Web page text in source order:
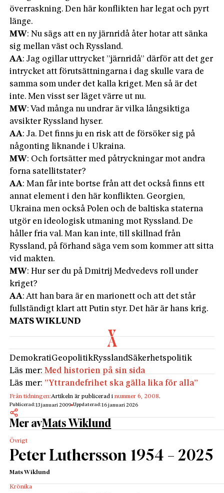
överraskning. Den här konflikten har legat och pyrt
länge.
MW: Nu sägs att en ny järnridå åter hotar att sänka
sig mellan väst och Ryssland.
AA: Jag ogillar uttrycket ”järnridå” därför att det ger
intrycket att förutsättningarna i dag skulle vara de
samma som under det kalla kriget. Men så är det
inte. Men visst ser läget värre ut nu.
MW: Vad många nu undrar är vilka långsiktiga
avsikter Ryssland hyser.
AA: Ja. Det finns ju en risk att de försöker sig på
någonting liknande i Ukraina.
MW: Och fortsätter med påtryckningar mot andra
forna satellitstater?
AA: Man får inte bortse från att det också finns ett
annat element i den här konflikten. Georgien,
Ukraina men också Polen och de baltiska staterna
utgör en ideologisk utmaning mot Ryssland. De
håller fria val. Man kan inte, till skillnad från
Ryssland, på förhand säga vem som kommer att sitta
vid makten.
MW: Hur ser du på Dmitrij Medvedevs roll under
kriget?
AA: Att han bara är en marionett och att det står
fullständigt klart att Putin styr. Det här är hans krig.
MATS WIKLUND
DemokratiGeopolitikRysslandSäkerhetspolitik
Läs mer:Med historien på sin sida
Läs mer: ”Yttrandefrihet ska gälla lika för alla”
Från tidningen:Artikeln är publicerad inummer 6, 2008.
Publicerad:13 januari 2009 Uppdaterad:16 januari 2026
Mer avMats Wiklund
Övrigt
Peter Luthersson 1954 – 2025
Mats Wiklund
Krönika